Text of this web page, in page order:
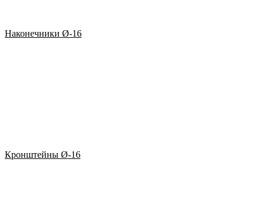
Наконечники Ø-16
Кронштейны Ø-16